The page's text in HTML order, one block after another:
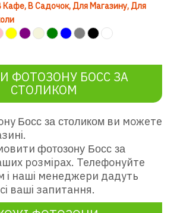
Кафе В Садочок Для Магазину Для
ФОТОЗОНУ БОСС ЗА
СТОЛИКОМ
Босс за столиком ви можете
фотозону Босс за
розмірах. Телефонуйте
і наші менеджери дадуть
ваші запитання.